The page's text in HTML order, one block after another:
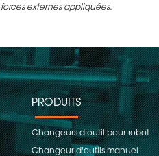
externes appliquées.
PRODUITS
Changeurs d'outil pour robot
Changeur d'outils manuel